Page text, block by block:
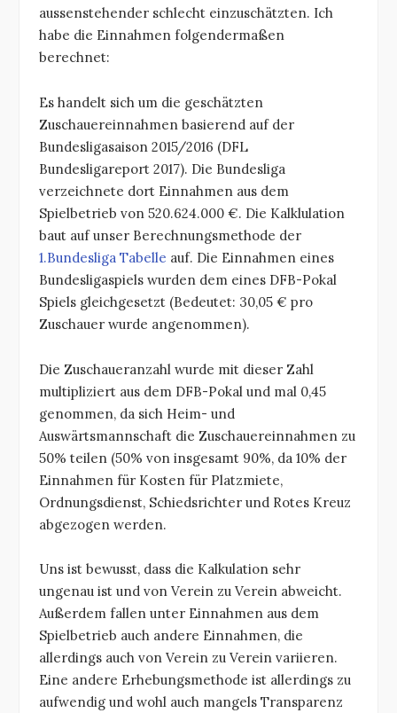
aussenstehender schlecht einzuschätzten. Ich
habe die Einnahmen folgendermaßen
berechnet:
Es handelt sich um die geschätzten
Zuschauereinnahmen basierend auf der
Bundesligasaison 2015/2016 (DFL
Bundesligareport 2017). Die Bundesliga
verzeichnete dort Einnahmen aus dem
Spielbetrieb von 520.624.000 €. Die Kalklulation
baut auf unser Berechnungsmethode der
1.Bundesliga Tabelle auf. Die Einnahmen eines
Bundesligaspiels wurden dem eines DFB-Pokal
Spiels gleichgesetzt (Bedeutet: 30,05 € pro
Zuschauer wurde angenommen).
Die Zuschaueranzahl wurde mit dieser Zahl
multipliziert aus dem DFB-Pokal und mal 0,45
genommen, da sich Heim- und
Auswärtsmannschaft die Zuschauereinnahmen zu
50% teilen (50% von insgesamt 90%, da 10% der
Einnahmen für Kosten für Platzmiete,
Ordnungsdienst, Schiedsrichter und Rotes Kreuz
abgezogen werden.
Uns ist bewusst, dass die Kalkulation sehr
ungenau ist und von Verein zu Verein abweicht.
Außerdem fallen unter Einnahmen aus dem
Spielbetrieb auch andere Einnahmen, die
allerdings auch von Verein zu Verein variieren.
Eine andere Erhebungsmethode ist allerdings zu
aufwendig und wohl auch mangels Transparenz